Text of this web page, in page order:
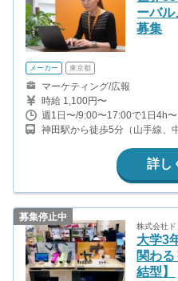
ーバ
募集
メーカー 東京都
マーケティング/広報
時給 1,100円〜
週1日〜/9:00〜17:00で1日4h〜
神田駅から徒歩5分（山手線、
蔵門線） 小伝馬町駅から徒歩9
詳し
募集停止中
株式会社
大学3
関わ
結型】